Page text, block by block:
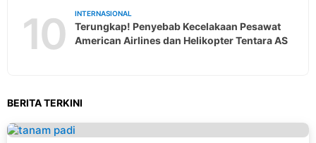
10 INTERNASIONAL
Terungkap! Penyebab Kecelakaan Pesawat
American Airlines dan Helikopter Tentara AS
BERITA TERKINI